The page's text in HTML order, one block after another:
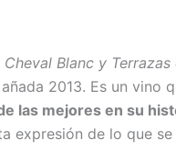
Blanc y
2013. Es un vino
las mejores en su
expresión de lo que